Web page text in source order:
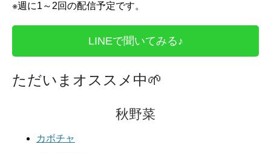
※週に1～2回の配信予定です。
LINEで聞いてみる♪
ただいまオススメ中🌱
秋野菜
カボチャ